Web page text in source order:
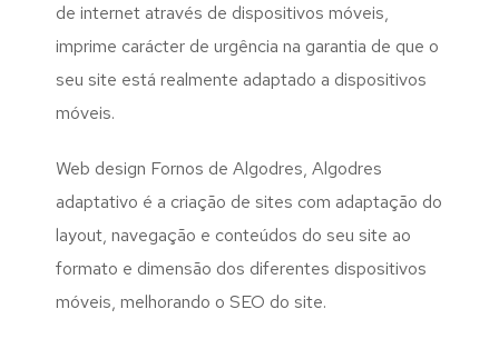
de internet através de dispositivos móveis,
imprime carácter de urgência na garantia de que o
seu site está realmente adaptado a dispositivos
móveis.
Web design Fornos de Algodres, Algodres
adaptativo é a criação de sites com adaptação do
layout, navegação e conteúdos do seu site ao
formato e dimensão dos diferentes dispositivos
móveis, melhorando o SEO do site.